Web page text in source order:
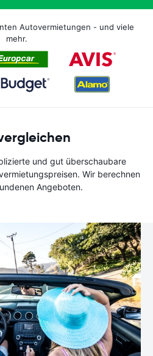
Autovermietungen - und viele
mehr.
und gut überschaubare
Wir berechnen
Angeboten.